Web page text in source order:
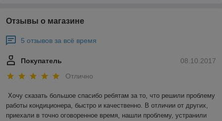
Отзывы о магазине
5 отзывов за всё время
08.10.2017
Покупатель
Отлично
Хочу сказать большое спасибо ребятам за то, что решили проблему
работы кондиционера, быстро и качественно. В отличии от других,
приехали в точно оговоренное время, нашли проблему, устранили